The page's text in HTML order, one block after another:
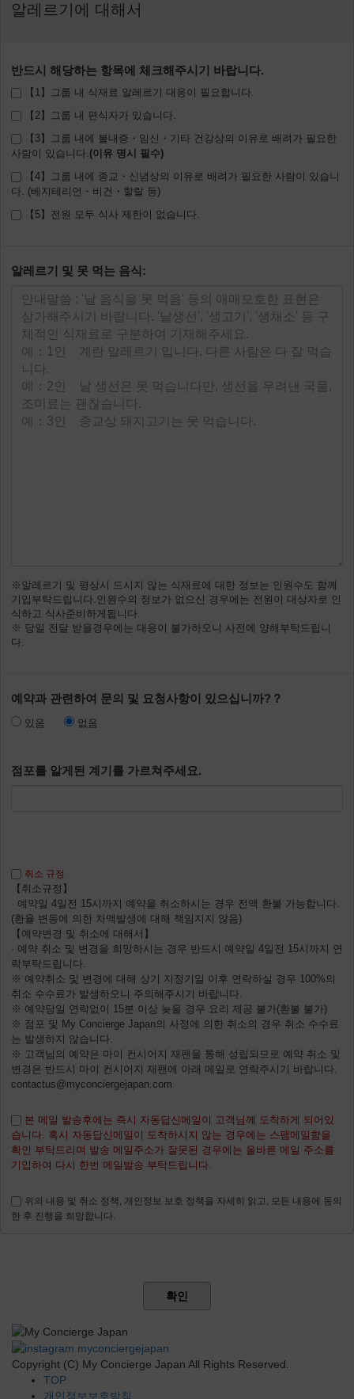
알레르기에 대해서
반드시 해당하는 항목에 체크해주시기 바랍니다.
【1】그룹 내 식재료 알레르기 대응이 필요합니다.
【2】그룹 내 편식자가 있습니다.
【3】그룹 내에 불내증・임신・기타 건강상의 이유로 배려가 필요한
사람이 있습니다.
【4】그룹 내에 종교・신념상의 이유로 배려가 필요한 사람이 있습니
다. (베지테리언・비건・할랄 등)
【5】전원 모두 식사 제한이 없습니다.
알레르기 및 못 먹는 음식:
※알레르기 및 평상시 드시지 않는 식재료에 대한 정보는 인원수도 함께
기입부탁드립니다.인원수의 정보가 없으신 경우에는 전원이 대상자로 인
식하고 식사준비하게됩니다.
※ 당일 전달 받을경우에는 대응이 불가하오니 사전에 양해부탁드립니
다.
예약과 관련하여 문의 및 요청사항이 있으십니까?？
있음 없음
점포를 알게된 계기를 가르쳐주세요.
취소 규정
【취소규정】
· 예약일 4일전 15시까지 예약을 취소하시는 경우 전액 환불 가능합니다.
(환율 변동에 의한 차액발생에 대해 책임지지 않음)
【예약변경 및 취소에 대해서】
· 예약 취소 및 변경을 희망하시는 경우 반드시 예약일 4일전 15시까지 연
락부탁드립니다.
※ 예약취소 및 변경에 대해 상기 지정기일 이후 연락하실 경우 100%의
취소 수수료가 발생하오니 주의해주시기 바랍니다.
※ 예약당일 연락없이 15분 이상 늦을 경우 요리 제공 불가(환불 불가)
※ 점포 및 My Concierge Japan의 사정에 의한 취소의 경우 취소 수수료
는 발생하지 않습니다.
※ 고객님의 예약은 마이 컨시어지 재팬을 통해 성립되므로 예약 취소 및
변경은 반드시 마이 컨시어지 재팬에 아래 메일로 연락주시기 바랍니다.
contactus@myconciergejapan.com
본 메일 발송후에는 즉시 자동답신메일이 고객님께 도착하게 되어있
습니다. 혹시 자동답신메일이 도착하시지 않는 경우에는 스팸메일함을
확인 부탁드리며 발송 메일주소가 잘못된 경우에는 올바른 메일 주소를
기입하여 다시 한번 메일발송 부탁드립니다.
위의 내용 및 취소 정책, 개인정보 보호 정책을 자세히 읽고, 모든 내용에 동의
한 후 진행을 희망합니다.
확인
Copyright (C) My Concierge Japan All Rights Reserved.
TOP
개인정보보호방침